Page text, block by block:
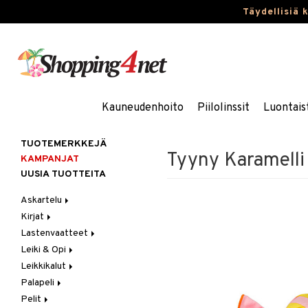
Täydellisiä
Kauneudenhoito Piilolinssit
Tyyny
TUOTEMERKKEJÄ
KAMPANJAT
UUSIA TUOTTEITA
Askartelu
Askartelumateriaalit
Askartelusetti
Helmet
Koulutarvikkeet
Muovailuvaha
Piirrä ja maalaa
Kirjat
Askartelukirjat
Maalauskirjat
Päiväkirjat
Lastenvaatteet
Alaosat
Leggingsit
Alusvaatteet & Sukat
Kengät
Mekot
Leiki & Opi
Opetuslelut
Oppimispelit
Soittimet
Leikkikalut
Ajoneuvot
Autoradat
Eläimet
Palapeli
1000 palaa
Pelit